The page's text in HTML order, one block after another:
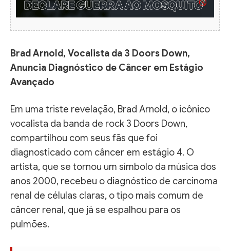
Brad Arnold, Vocalista da 3 Doors Down,
Anuncia Diagnóstico de Câncer em Estágio
Avançado
Em uma triste revelação, Brad Arnold, o icônico
vocalista da banda de rock 3 Doors Down,
compartilhou com seus fãs que foi
diagnosticado com câncer em estágio 4. O
artista, que se tornou um símbolo da música dos
anos 2000, recebeu o diagnóstico de carcinoma
renal de células claras, o tipo mais comum de
câncer renal, que já se espalhou para os
pulmões.